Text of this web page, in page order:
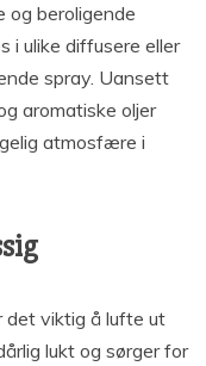
og beroligende
i ulike diffusere eller
spray. Uansett
aromatiske oljer
atmosfære i
det viktig å lufte ut
lukt og sørger for